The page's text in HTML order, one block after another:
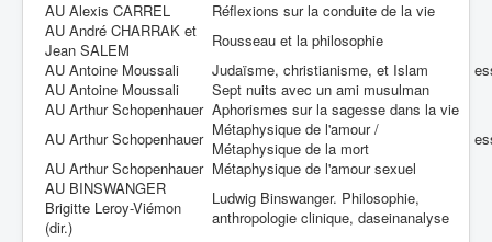
AU Alexis CARREL
Réflexions sur la conduite de la vie
AU André CHARRAK et
Jean SALEM
Rousseau et la philosophie
AU Antoine Moussali
Judaïsme, christianisme, et Islam
AU Antoine Moussali
Sept nuits avec un ami musulman
AU Arthur Schopenhauer Aphorismes sur la sagesse dans la vie
AU Arthur Schopenhauer Métaphysique de l'amour /
Métaphysique de la mort
AU Arthur Schopenhauer Métaphysique de l'amour sexuel
AU BINSWANGER
Brigitte Leroy-Viémon
(dir.)
Ludwig Binswanger. Philosophie,
anthropologie clinique, daseinanalyse